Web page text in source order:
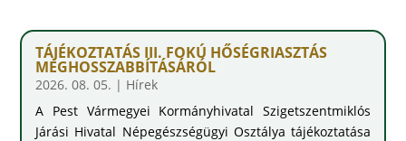
TÁJÉKOZTATÁS III. FOKÚ HŐSÉGRIASZTÁS
MEGHOSSZABBÍTÁSÁRÓL
2026. 08. 05. | Hírek
A Pest Vármegyei Kormányhivatal Szigetszentmiklós
Járási Hivatal Népegészségügyi Osztálya tájékoztatása